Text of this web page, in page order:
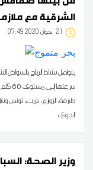
الشرقية مع
21 07:49 2020 جوان
طبرقة، الزوارع، بنزرت، تونس
الجوي
وزير الصحة: